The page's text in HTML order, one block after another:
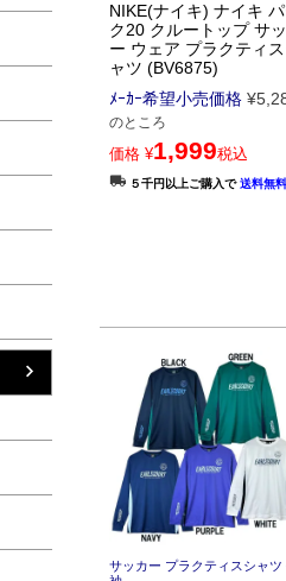
NIKE(ナイキ) ナイキ
ク20 クルートップ サ
ー ウェア プラクティ
ャツ (BV6875)
ﾒｰｶｰ希望小売価格 ¥
のところ
価格 ¥1,999税込
５千円以上ご購入で送料無料
サッカー プラクティスシャツ